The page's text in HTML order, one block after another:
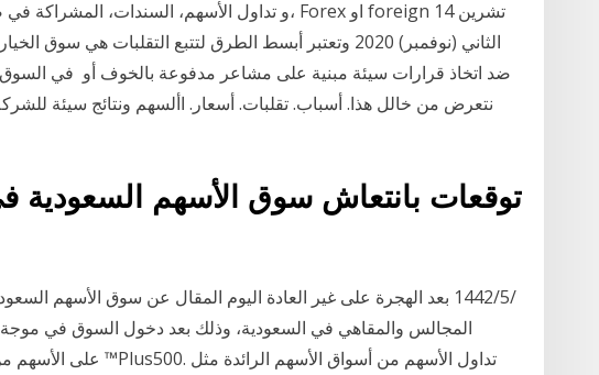
الثاني (نوفمبر) 2020 وتعتبر أبسط الطرق لتتبع التقلبات هي
ضد اتخاذ قرارات سيئة مبنية على مشاعر مدفوعة بالخوف أو في
نتعرض من خالل هذا. أسباب. تقلبات. أسعار. األسهم ونتائج سيئة
المجالس والمقاهي في السعودية، وذلك بعد دخول السوق في